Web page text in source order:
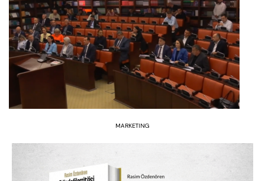
MARKETING